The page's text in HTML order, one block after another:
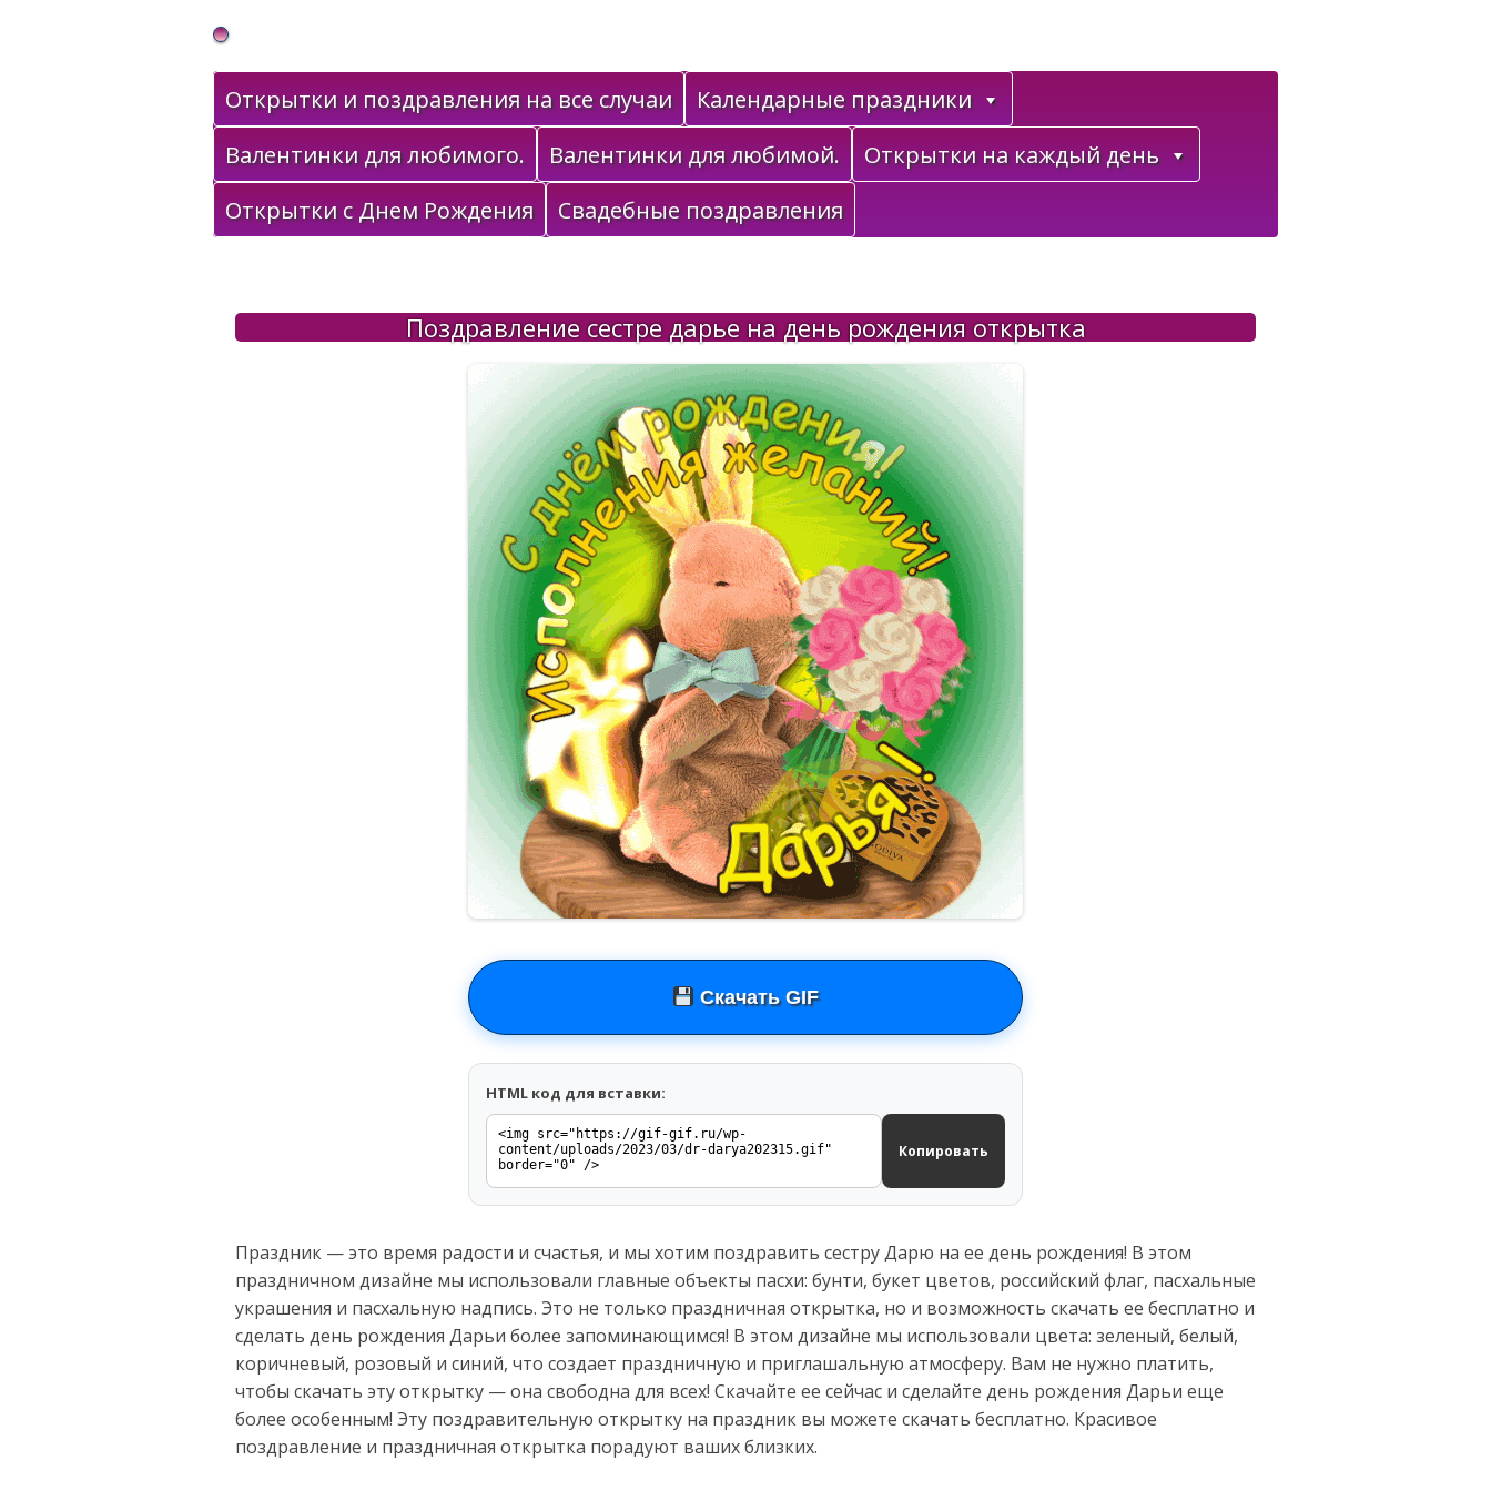
Gif Открытки в подарок
Открытки и поздравления на все случаи
Календарные праздники
Валентинки для любимого.
Валентинки для любимой.
Открытки на каждый день
Открытки с Днем Рождения
Свадебные поздравления
Поздравление сестре дарье на день рождения открытка
Скачать GIF
HTML код для вставки:
Копировать
Праздник — это время радости и счастья, и мы хотим поздравить сестру Дарю на ее день рождения! В этом
праздничном дизайне мы использовали главные объекты пасхи: бунти, букет цветов, российский флаг, пасхальные
украшения и пасхальную надпись. Это не только праздничная открытка, но и возможность скачать ее бесплатно и
сделать день рождения Дарьи более запоминающимся! В этом дизайне мы использовали цвета: зеленый, белый,
коричневый, розовый и синий, что создает праздничную и приглашальную атмосферу. Вам не нужно платить,
чтобы скачать эту открытку — она свободна для всех! Скачайте ее сейчас и сделайте день рождения Дарьи еще
более особенным! Эту поздравительную открытку на праздник вы можете скачать бесплатно. Красивое
поздравление и праздничная открытка порадуют ваших близких.